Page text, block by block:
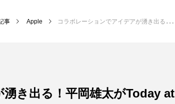
事 Apple コラボレーションでアイデアが湧き出る！平岡雄太がToday at Appleで教えるフリーボードの使いこなし術
き出る！平岡雄太がToday at